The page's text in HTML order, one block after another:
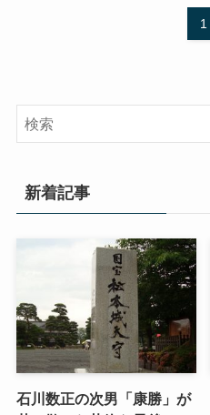
1
新着記事
石川数正の次男「康勝」が